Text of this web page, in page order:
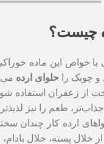
چیست؟
با خواص این ماده
چوبک را حلوای ارده
پخت از زعفران استفاده
طعم را نیز
ارده کار چندان
از خلال پسته، خلال